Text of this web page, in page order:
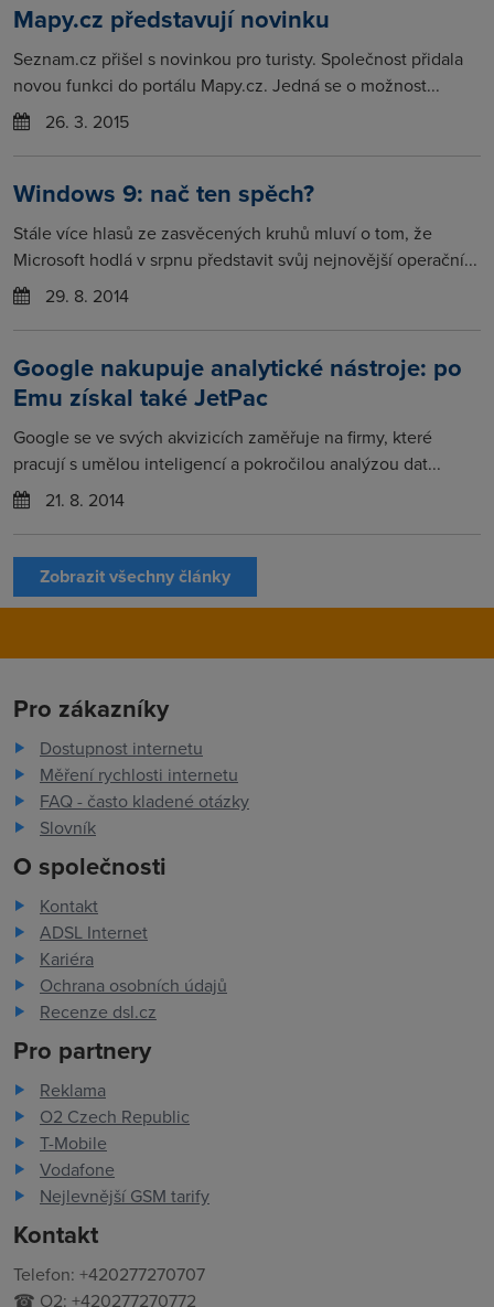
Mapy.cz představují novinku
Seznam.cz přišel s novinkou pro turisty. Společnost přidala
novou funkci do portálu Mapy.cz. Jedná se o možnost...
26. 3. 2015
Windows 9: nač ten spěch?
Stále více hlasů ze zasvěcených kruhů mluví o tom, že
Microsoft hodlá v srpnu představit svůj nejnovější operační...
29. 8. 2014
Google nakupuje analytické nástroje: po
Emu získal také JetPac
Google se ve svých akvizicích zaměřuje na firmy, které
pracují s umělou inteligencí a pokročilou analýzou dat...
21. 8. 2014
Zobrazit všechny články
Pro zákazníky
Dostupnost internetu
Měření rychlosti internetu
FAQ - často kladené otázky
Slovník
O společnosti
Kontakt
ADSL Internet
Kariéra
Ochrana osobních údajů
Recenze dsl.cz
Pro partnery
Reklama
O2 Czech Republic
T-Mobile
Vodafone
Nejlevnější GSM tarify
Kontakt
Telefon: +420277270707
☎ O2: +420277270772